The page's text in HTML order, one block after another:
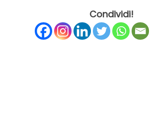
Condividi!